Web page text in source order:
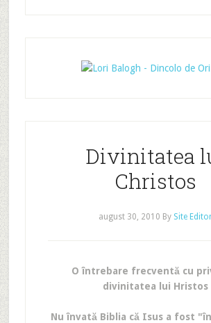
Divinitatea
Christos
august 30, 2010 By Site
O întrebare frecventă cu
divinitatea lui Hristos
Nu învată Biblia că Isus a fost